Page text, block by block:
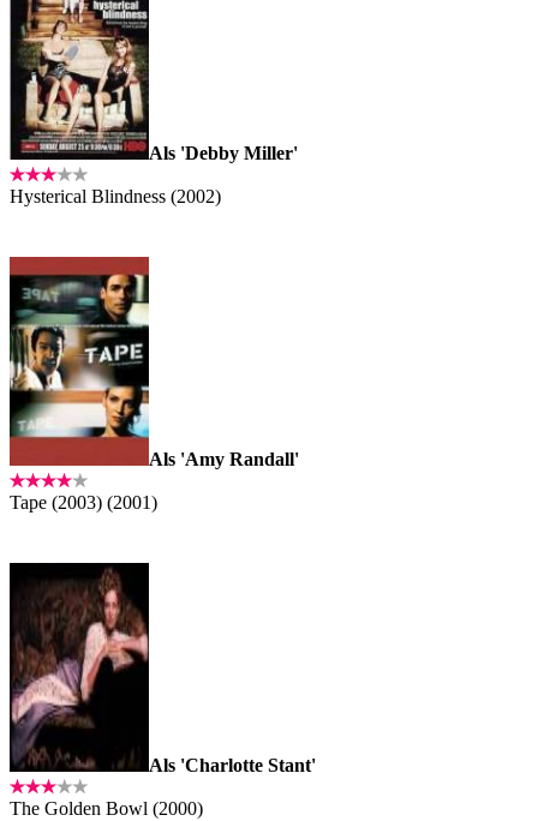
Als 'Debby Miller'
Hysterical Blindness (2002)
Als 'Amy Randall'
Tape (2003) (2001)
Als 'Charlotte Stant'
The Golden Bowl (2000)